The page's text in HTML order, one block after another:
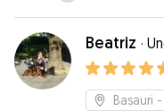
Beatriz ·
Basauri